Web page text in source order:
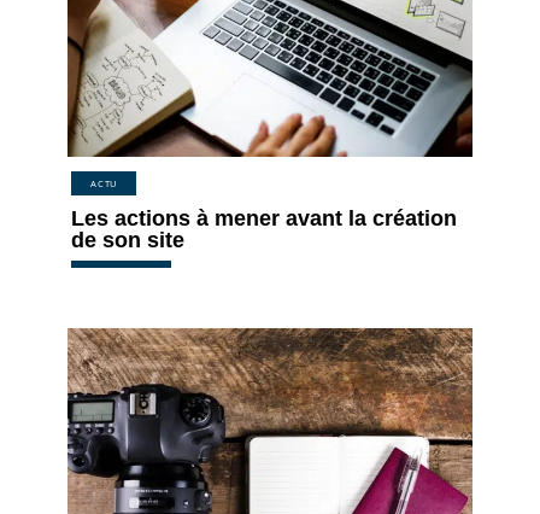
ACTU
Les actions à mener avant la création
de son site